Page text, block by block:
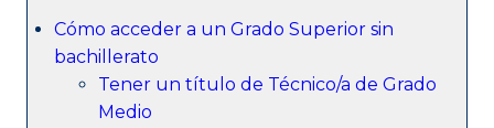
Cómo acceder a un Grado Superior sin
bachillerato
Tener un título de Técnico/a de Grado
Medio